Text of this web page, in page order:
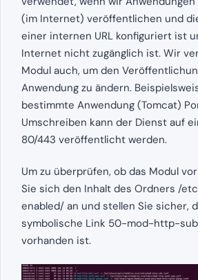
(im Internet) veröffentlichen und
einer internen URL konfiguriert ist
Internet nicht zugänglich ist. Wir
Modul auch, um den
Anwendung zu ändern.
bestimmte Anwendung (Tomcat)
Umschreiben kann der Dienst auf
80/443 veröffentlicht werden.
Um zu überprüfen, ob das Modul
Sie sich den Inhalt des Ordners /
enabled/ an und stellen Sie sicher,
symbolische Link 50-mod-http-
vorhanden ist.